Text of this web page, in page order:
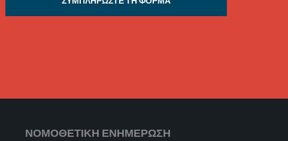
ΝΟΜΟΘΕΤΙΚΗ ΕΝΗΜΕΡΩΣΗ